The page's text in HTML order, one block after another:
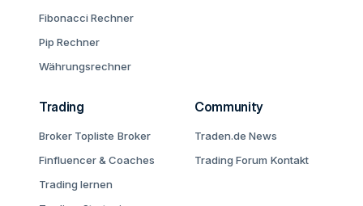
Fibonacci Rechner
Pip Rechner
Währungsrechner
Trading
Broker Topliste Broker
Finfluencer & Coaches
Trading lernen
Community
Traden.de News
Trading Forum Kontakt